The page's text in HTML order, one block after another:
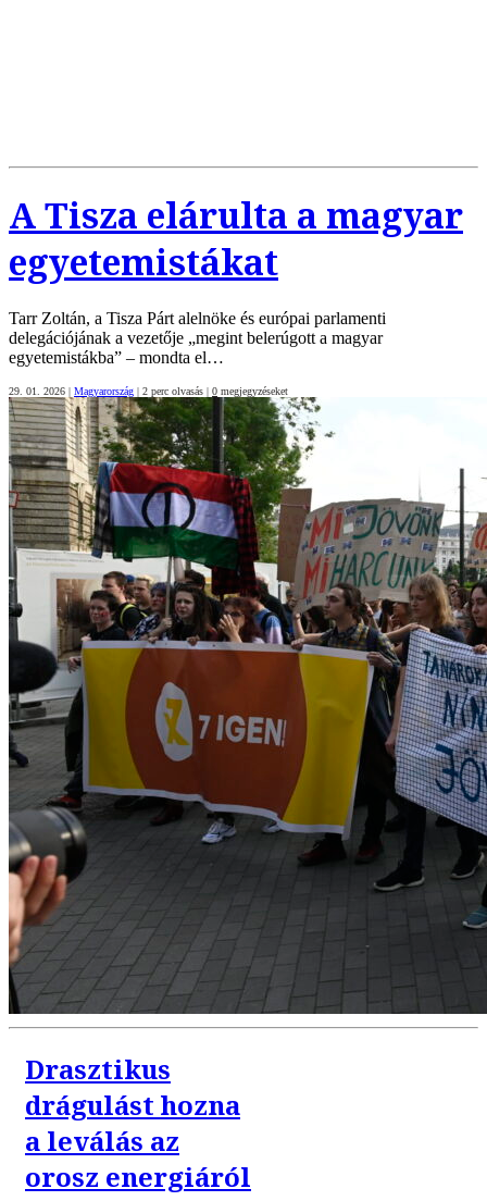
A Tisza elárulta a magyar
egyetemistákat
Tarr Zoltán, a Tisza Párt alelnöke és európai parlamenti
delegációjának a vezetője „megint belerúgott a magyar
egyetemistákba” – mondta el…
29. 01. 2026 | Magyarország | 2 perc olvasás | 0 megjegyzéseket
Drasztikus
drágulást hozna
a leválás az
orosz energiáról